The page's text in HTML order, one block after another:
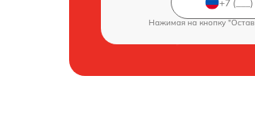
Нажимая на кнопку